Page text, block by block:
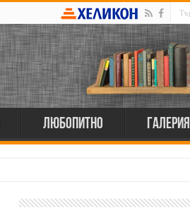
Любопитно Галерия